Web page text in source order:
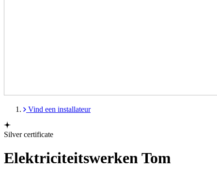
Vind een installateur
Silver certificate
Elektriciteitswerken Tom